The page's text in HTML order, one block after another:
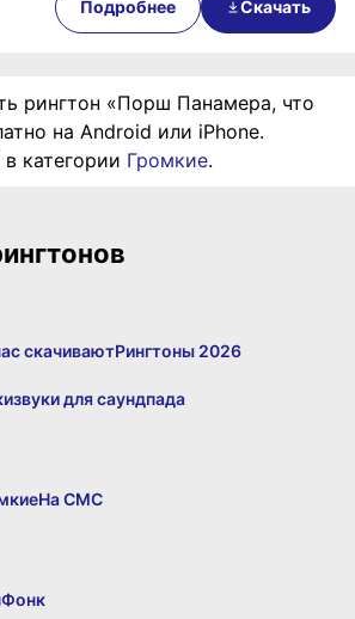
Подробнее Скачать
рингтон «Порш Панамера, что
на Android или iPhone.
категории Громкие.
скачиваютРингтоны 2026
звуки для саундпада
На СМС
Фонк